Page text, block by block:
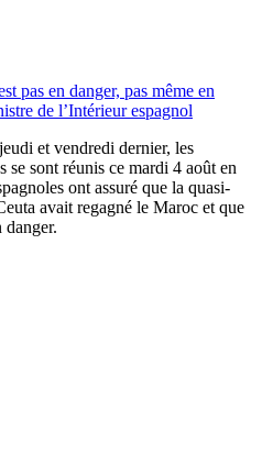
pas en danger, pas même en
de l’Intérieur espagnol
et vendredi dernier, les
se sont réunis ce mardi 4 août en
ont assuré que la quasi-
avait regagné le Maroc et que
danger.